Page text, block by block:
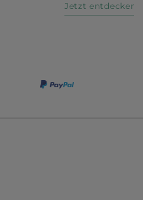
Jetzt entdecken